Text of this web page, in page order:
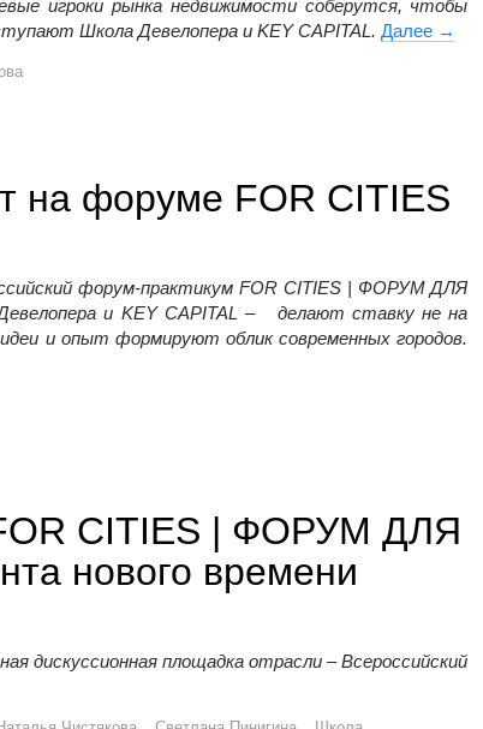
игроки рынка недвижимости соберутся, чтобы
Школа Девелопера и KEY CAPITAL. Далее Как
→
на форуме FOR CITIES
форум-практикум FOR CITIES | ФОРУМ ДЛЯ
и KEY CAPITAL – делают ставку не на
и опыт формируют облик современных городов.
CITIES | ФОРУМ ДЛЯ
нового времени
дискуссионная площадка отрасли – Всероссийский
XII форум FOR CITIES | ФОРУМ ДЛЯ ГОРОДОВ